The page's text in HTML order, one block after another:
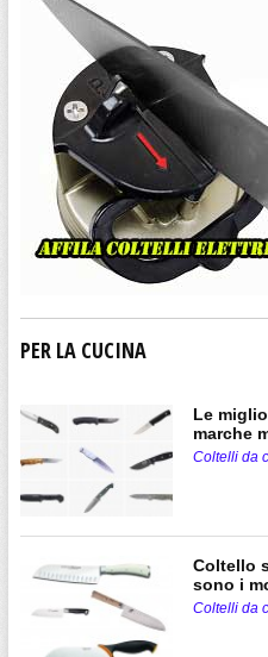
PER LA CUCINA
Le
marche
Coltelli da
Coltello
sono i
Coltelli da